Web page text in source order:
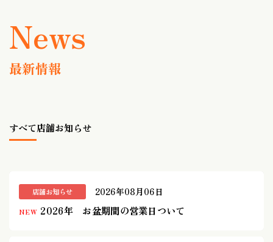
News
最新情報
すべて店舗お知らせ
店舗お知らせ 2026年08月06日
NEW 2026年 お盆期間の営業日ついて